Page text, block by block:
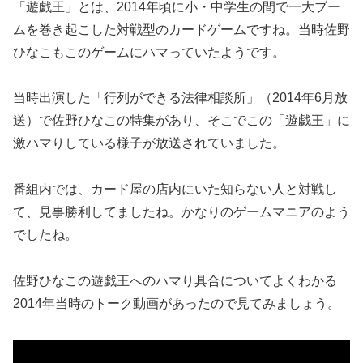
「遊戯王」とは、2014年頃に小・中学生の間で一大ブー
ムを巻き起こした対戦型のカードゲームですね。当時佐野
ひなこもこのゲームにハマっていたようです。
当時出演した「行列ができる法律相談所」（2014年6月放
送）で佐野ひなこの特集があり、そこでこの「遊戯王」に
激ハマりしている様子が放送されていました。
番組内では、カード屋の店内にいた知らない人と対戦し
て、見事勝利してましたね。かなりのゲームマニアのよう
でしたね。
佐野ひなこの遊戯王へのハマり具合についてよくわかる
2014年当時のトーク動画があったので見てみましょう。